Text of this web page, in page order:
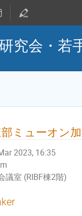
究会・若
ミューオン
2023, 16:35
議室 (RIBF棟2階)